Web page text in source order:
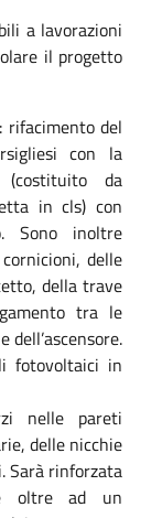
a lavorazioni
il progetto
rifacimento del
con la
(costituito da
in cls) con
Sono inoltre
delle
della trave
tra le
fotovoltaici in
nelle pareti
delle nicchie
Sarà rinforzata
oltre ad un